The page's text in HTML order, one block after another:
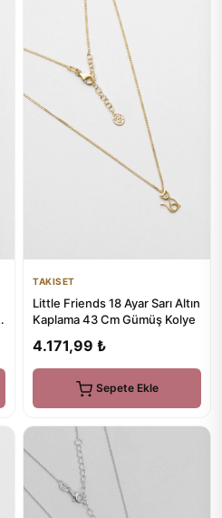
TAKISET
Little Friends 18 Ayar Sarı Altın
Kaplama 43 Cm Gümüş Kolye
4.171,99 ₺
Sepete Ekle